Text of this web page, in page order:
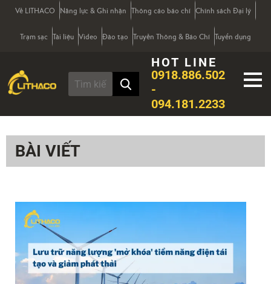
Về LITHACO Năng lực & Ghi nhận Thông cáo báo chí Chính sách Đại lý
Trạm sạc Tài liệu Video Đào tạo Truyền Thông & Báo Chí Tuyển dụng
HOT LINE
0918.886.502
-
094.181.2233
BÀI VIẾT